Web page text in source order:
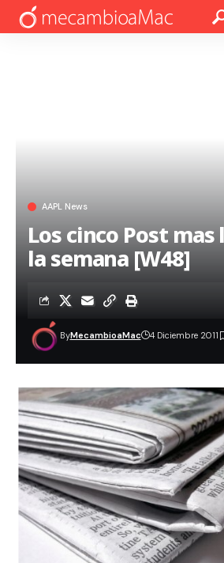
AAPL News
Los cinco Post mas
la semana [W48]
ByMecambioaMac 4 Diciembre 2011